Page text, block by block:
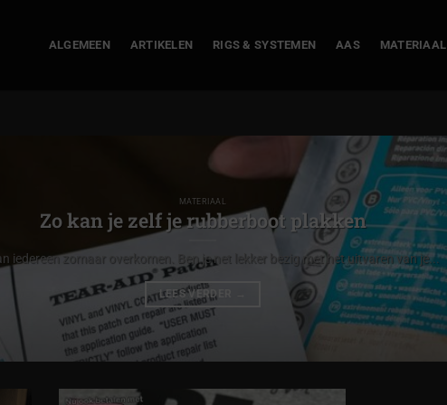
ALGEMEEN ARTIKELEN RIGS & SYSTEMEN AAS MATERIAAL
MATERIAAL
Zo kan je zelf je rubberboot plakken
iedereen zomaar overkomen. Ben je net lekker bezig met het uitvaren van je...
LEES VERDER